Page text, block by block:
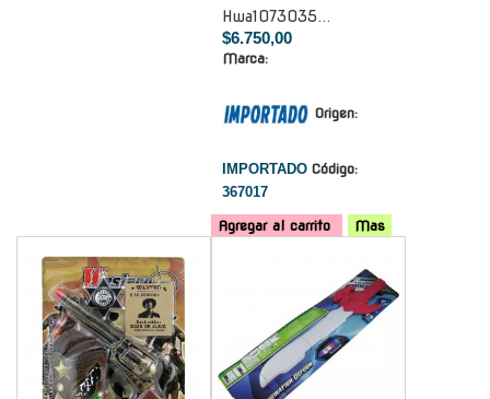
Hwa1073035...
$6.750,00
Marca:
Origen:
IMPORTADO Código:
367017
Agregar al carrito
Mas